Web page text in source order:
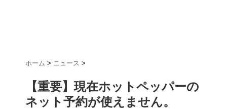
ホーム > ニュース >
【重要】現在ホットペッパーの
ネット予約が使えません。